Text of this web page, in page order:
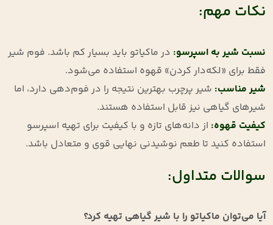
نکات مهم:
نسبت شیر به اسپرسو: در ماکیاتو باید بسیار کم باشد. فوم شیر
فقط برای «لکه‌دار کردن» قهوه استفاده می‌شود.
شیر مناسب: شیر پرچرب بهترین نتیجه را در فوم‌دهی دارد، اما
شیرهای گیاهی نیز قابل استفاده هستند.
کیفیت قهوه: از دانه‌های تازه و با کیفیت برای تهیه اسپرسو
استفاده کنید تا طعم نوشیدنی نهایی قوی و متعادل باشد.
سوالات متداول:
آیا می‌توان ماکیاتو را با شیر گیاهی تهیه کرد؟